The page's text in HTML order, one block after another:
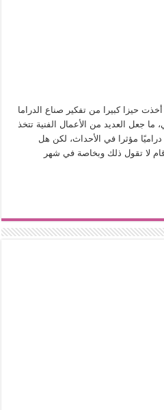
بالنكهات
وسرحت!
حمور زيادة يغزل حكايات البسطاء
حيزا كبيرا من تفكير صناع الدراما
جعل العديد من الأعمال الفنية تتخذ
مؤثرا في الأحداث، لكن هل
لا تقول ذلك وبخاصة في شهر